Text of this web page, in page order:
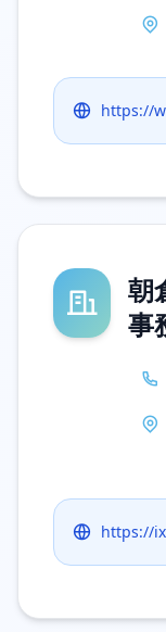
https://
朝
事
https://